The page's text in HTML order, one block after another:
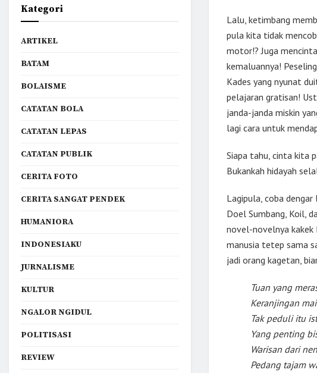
Lalu, ketimbang
pula kita tidak
motor!? Juga
kemaluannya!
Kades yang nyunat
pelajaran gratisan!
janda-janda miskin
lagi cara untuk
Siapa tahu, cinta kita
Bukankah hidayah
Lagipula, coba
Doel Sumbang, Koil,
novel-novelnya kakek
manusia tetep sama
jadi orang kagetan,
Tuan yang
Keranjingan
Tak peduli itu
Yang penting
Warisan dari
Pedang tajam
Kategori
ARTIKEL
BATAM
BOLAISME
CATATAN BOLA
CATATAN LEPAS
CATATAN PUBLIK
CERITA FOTO
CERITA SANGAT PENDEK
HUMANIORA
INDONESIAKU
JURNALISME
KULTUR
NGALOR NGIDUL
POLITISASI
REVIEW